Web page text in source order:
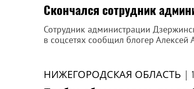
Скончался сотрудник
Сотрудник администрации
в соцсетях сообщил блогер Алексей
НИЖЕГОРОДСКАЯ ОБЛАСТЬ |